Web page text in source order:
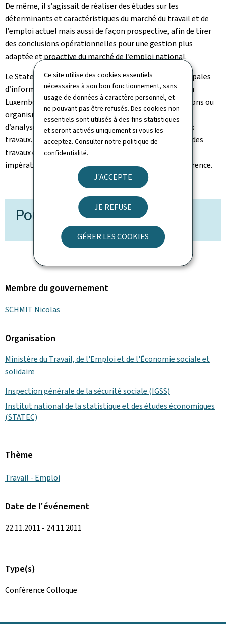
Ce site utilise des cookies essentiels
nécessaires à son bon fonctionnement, sans
usage de données à caractère personnel, et
ne pouvant pas être refusés. Des cookies non
essentiels sont utilisés à des fins statistiques
et seront activés uniquement si vous les
acceptez. Consulter notrepolitique de
confidentialité.
J'ACCEPTE
JE REFUSE
GÉRER LES COOKIES
De même, il s’agissait de réaliser des études sur les
déterminants et caractéristiques du marché du travail et de
l’emploi actuel mais aussi de façon prospective, afin de tirer
des conclusions opérationnelles pour une gestion plus
adaptée et proactive du marché de l’emploi national.
Le Statec, l’ADEM et l’IGSS sont les trois sources principales
d’information sur le marché du travail et de l’emploi au
Luxembourg. En outre, de nombreuses autres institutions ou
organismes sont engagés dans des travaux d’études et
d’analyses dans ce même domaine et ont contribué aux
travaux. La coordination et la connaissance mutuelles des
travaux et études réalisés par chacun d’entre eux est
impérative, d’où l’importance de cette première conférence.
Pour en savoir plus
Membre du gouvernement
SCHMIT Nicolas
Organisation
Ministère du Travail, de l'Emploi et de l'Économie sociale et
solidaire
Inspection générale de la sécurité sociale (IGSS)
Institut national de la statistique et des études économiques
(STATEC)
Thème
Travail - Emploi
Date de l'événement
22.11.2011 - 24.11.2011
Type(s)
Conférence Colloque